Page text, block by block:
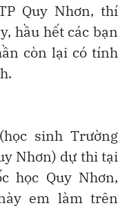
Quy Nhơn, thí
hầu hết các bạn
còn lại có tính
sinh Trường
Nhơn) dự thi tại
học Quy Nhơn,
em làm trên